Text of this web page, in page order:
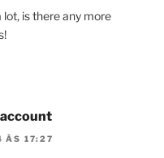
is there any more
ÀS 17:27